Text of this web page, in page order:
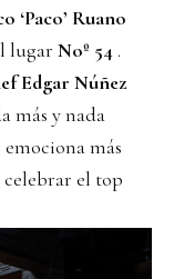
‘Paco’ Ruano
lugar Noº 54.
Edgar Núñez
más y nada
emociona más
celebrar el top